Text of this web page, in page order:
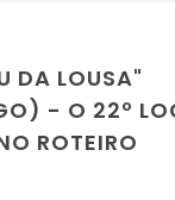
DA LOUSA"
- O 22º
ROTEIRO